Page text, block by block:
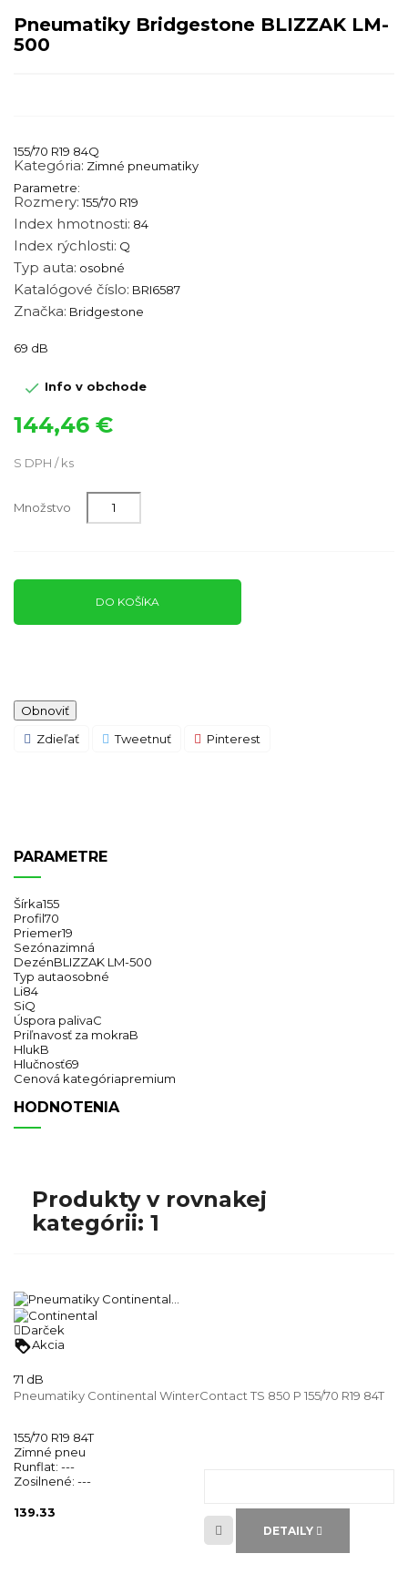
Pneumatiky Bridgestone BLIZZAK LM-
500
155/70 R19 84Q
Kategória: Zimné pneumatiky
Parametre:
Rozmery: 155/70 R19
Index hmotnosti: 84
Index rýchlosti: Q
Typ auta: osobné
Katalógové číslo: BRI6587
Značka: Bridgestone
69 dB
 Info v obchode
144,46 €
S DPH / ks
Množstvo
DO KOŠÍKA
Zdieľať Tweetnuť Pinterest
PARAMETRE
Šírka155
Profil70
Priemer19
Sezónazimná
DezénBLIZZAK LM-500
Typ autaosobné
Li84
SiQ
Úspora palivaC
Priľnavosť za mokraB
HlukB
Hlučnosť69
Cenová kategóriapremium
HODNOTENIA
Produkty v rovnakej
kategórii: 1
Darček
loyaltyAkcia
71 dB
Pneumatiky Continental WinterContact TS 850 P 155/70 R19 84T
155/70 R19 84T
Zimné pneu
Runflat: ---
Zosilnené: ---
139.33
DETAILY